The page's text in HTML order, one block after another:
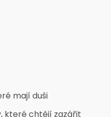
mají duši
které chtějí zazářit